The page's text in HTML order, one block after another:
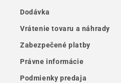
Dodávka
Vrátenie tovaru a náhrady
Zabezpečené platby
Právne informácie
Podmienky predaja